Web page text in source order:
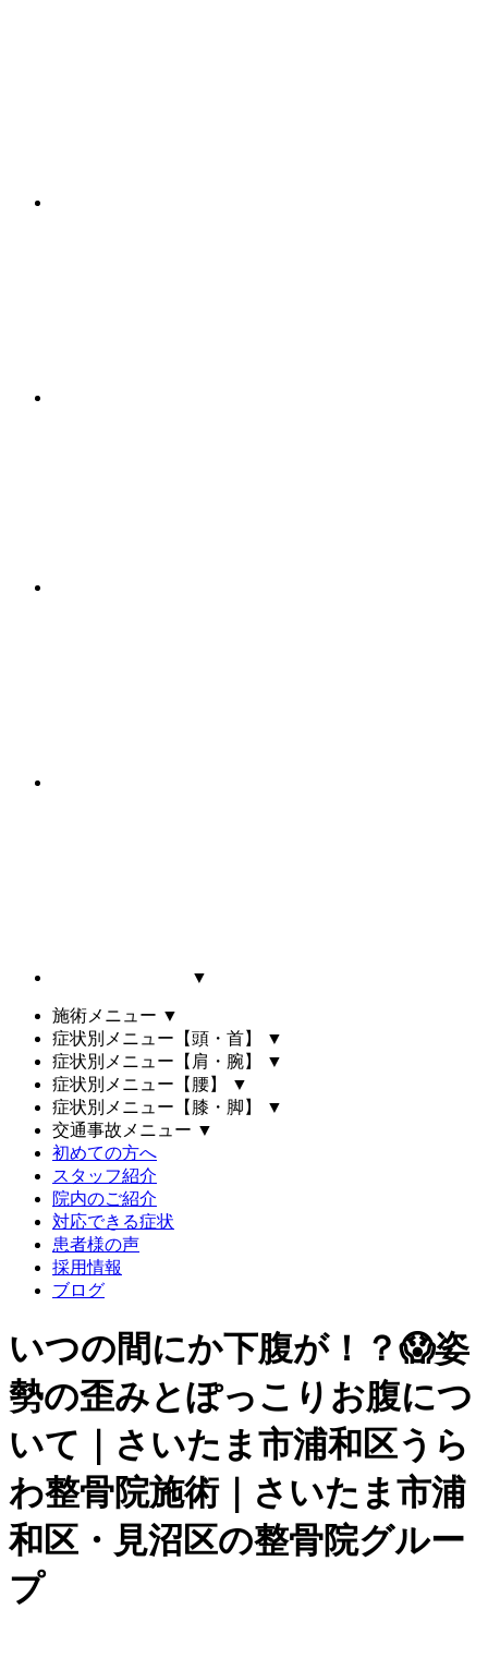
▼
施術メニュー ▼
症状別メニュー【頭・首】
▼
症状別メニュー【肩・腕】
▼
症状別メニュー【腰】
▼
症状別メニュー【膝・脚】
▼
交通事故メニュー ▼
初めての方へ
スタッフ紹介
院内のご紹介
対応できる症状
患者様の声
採用情報
ブログ
いつの間にか下腹が！？😱姿
勢の歪みとぽっこりお腹につ
いて｜さいたま市浦和区うら
わ整骨院施術｜さいたま市浦
和区・見沼区の整骨院グルー
プ